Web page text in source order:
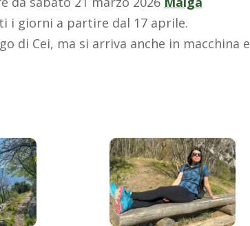
i giorni a partire dal 17 aprile.
di Cei, ma si arriva anche in macchina e